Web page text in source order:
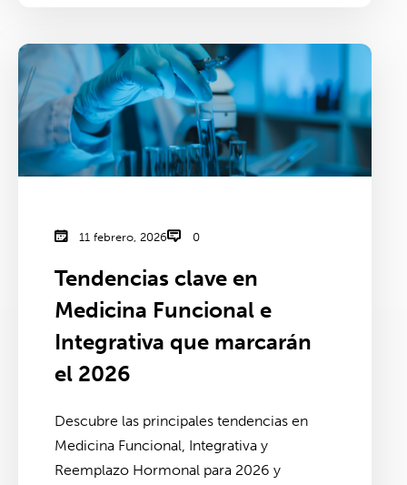
11 febrero, 2026 0
Tendencias clave en
Medicina Funcional e
Integrativa que marcarán
el 2026
Descubre las principales tendencias en
Medicina Funcional, Integrativa y
Reemplazo Hormonal para 2026 y